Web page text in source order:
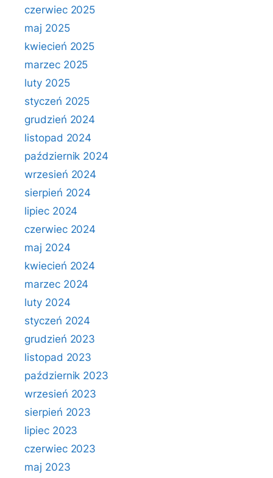
czerwiec 2025
maj 2025
kwiecień 2025
marzec 2025
luty 2025
styczeń 2025
grudzień 2024
listopad 2024
październik 2024
wrzesień 2024
sierpień 2024
lipiec 2024
czerwiec 2024
maj 2024
kwiecień 2024
marzec 2024
luty 2024
styczeń 2024
grudzień 2023
listopad 2023
październik 2023
wrzesień 2023
sierpień 2023
lipiec 2023
czerwiec 2023
maj 2023